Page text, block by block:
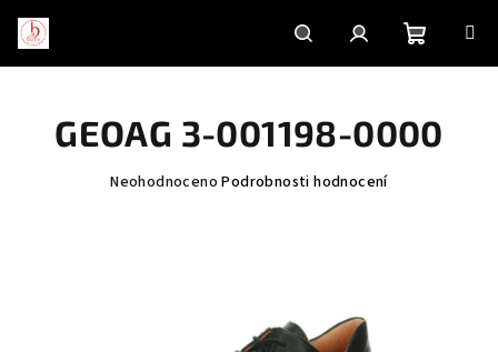
obsah
HledatPřihlášeníNákupní
košík
GEOAG 3-001198-0000
Průměrné
Neohodnoceno Podrobnosti hodnocení